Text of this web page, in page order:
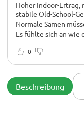
Hoher Indoor-Ertrag,
stabile Old-School-
Normale Samen
Es fühlte sich an wie
riechen als sie
Blütenstände mit
Geruch blieb frisch
harzigen Sorten sehr
0
Beschreibung